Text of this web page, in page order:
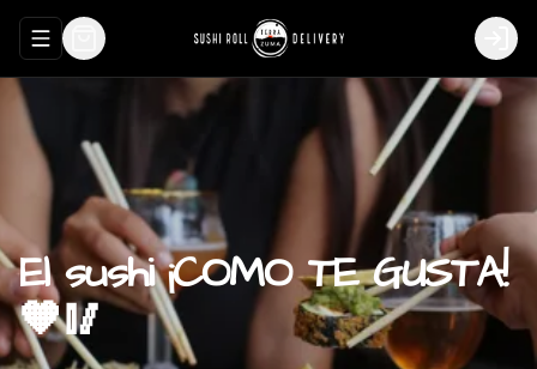
Abrir menu de navegación Login
El sushi ¡COMO TE GUSTA!
🧡🥢